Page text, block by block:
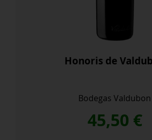
Honoris de
Bodegas Valdubon
45,50 €